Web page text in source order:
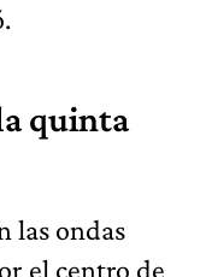
quinta
las ondas
el centro de